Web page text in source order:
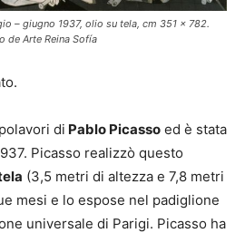
– giugno 1937, olio su tela, cm 351 x 782.
de Arte Reina Sofía
di Pablo Picasso ed è stata
Picasso realizzò questo
(3,5 metri di altezza e 7,8 metri
mesi e lo espose nel padiglione
universale di Parigi. Picasso ha